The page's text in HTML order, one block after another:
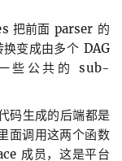
把前面 parser 的
变成由多个 DAG
些公共的 sub-
码生成的后端都是
调用这两个函数
成员，这是平台